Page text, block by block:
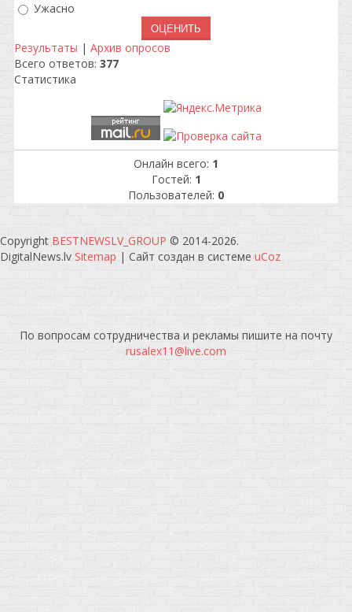
Ужасно
Результаты | Архив опросов
Всего ответов: 377
Статистика
Онлайн всего: 1
Гостей: 1
Пользователей: 0
Copyright BESTNEWSLV_GROUP © 2014-2026.
DigitalNews.lv Sitemap | Сайт создан в системе uCoz
По вопросам сотрудничества и рекламы пишите на почту
rusalex11@live.com